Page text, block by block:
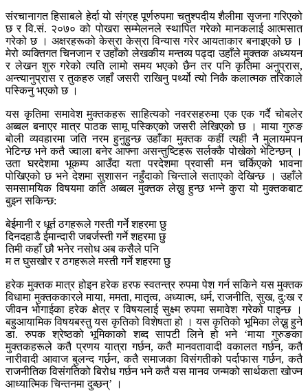
संरचानागत हिसाबले हेर्दा यो संग्रह पूर्णरुपमा चतुश्पदीय शैलीमा सृजना गरिएको
छ र वि.सं. २०७० को पोखरा सम्मेलनले स्थापित गरेको मानकलाई आत्मसात
गरेको छ । अक्षरहरूको केस्रा केस्रा विन्यास गरेर आयताकार बनाइएको छ ।
मेरो व्यक्तिगत चिनजान र उहाँको लेखकीय मन्तव्य पढ्दा उहाँले मुक्तक अध्ययन
र लेखन शुरु गरेको त्यति लामो समय भएको छैन तर पनि कृतिमा अनुप्रास,
अन्त्यानुप्रास र तुकहरु जहाँ जसरी राखिनु पर्थ्यो त्यो निकै कलात्मक तरिकाले
पस्किनु भएको छ ।
यस कृतिमा समावेश मुक्तकहरू साहित्यको नवरसहरुमा एक एक गर्दै चोबलेर
अब्बल बनाएर मात्र पाठक सामू पस्किएको जसरी लेखिएको छ । माया गुरुङ
बोली व्यवहारमा जति नरम हुनुहुन्छ उहाँका मुक्तक कहीं त्यही नै मुलायमपन
भेटिन्छ भने कतै ज्वाला बनेर आफ्ना असन्तुष्टिहरू सर्लक्कै पोखेको भेटिन्छन् ।
उता घरदेशमा भूकम्प आउँदा यता परदेशमा प्रवासी मन चर्किएको भावना
पोखिएको छ भने देशमा सुशासन नहुँदाको चिन्ताले सताएको देखिन्छ । उहाँले
समसामयिक विषयमा कति अब्बल मुक्तक लेख्नु हुन्छ भन्ने कुरा यो मुक्तकबाट
बुझ्न सकिन्छ:
बेईमानी र धूर्त ठगहरूले गस्ती गर्ने शहरमा छु
दिनदहाडै ईमान्दारी जबर्जस्ती गर्ने शहरमा छु
तिमी कहाँ छौ भनेर नसोध अब कसैले पनि
म त घुसखोर र ठगहरूले मस्ती गर्ने शहरमा छु
हरेक मुक्तक मात्र होइन हरेक हरफ स्वतन्त्र रुपमा पेश गर्न सकिने यस मुक्तक
विधामा मुक्तककारले माया, ममता, मातृत्व, अध्यात्म, धर्म, राजनीति, सुख, दु:ख र
जीवन भोगाईका हरेक क्षेत्र र विषयलाई सुक्ष्म रुपमा समावेश गरेको पाइन्छ ।
बहुआयामिक विषयबस्तु यस कृतिको विशेषता हो । यस कृतिको भूमिका लेख्नु हुने
डा. रुपक श्रेष्ठको भूमिकाको शब्द सापटी लिने हो भने ‘माया गुरुङका
मुक्तकहरूले कतै प्रणय यात्रा गर्छन, कतै मानवतावादी वकालत गर्छन, कतै
नारीवादी आवाज बुलन्द गर्छन, कतै समाजका विसंगतीको पर्दाफास गर्छन, कतै
राजनीतिक विसंगतिको बिरोध गर्छन भने कतै यस मानव जन्मको सार्थकता खोज्न
आध्यात्मिक चिन्तनमा दुब्छन्’ ।